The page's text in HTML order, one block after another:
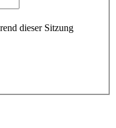
dieser Sitzung